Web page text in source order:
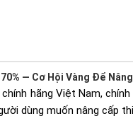
— Cơ Hội Vàng Để
hãng Việt Nam,
dùng muốn nâng cấp